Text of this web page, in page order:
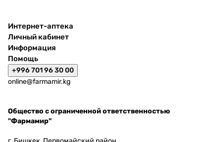
Интернет-аптека
Личный кабинет
Информация
Помощь
+996 701 96 30 00
online@farmamir.kg
Общество с ограниченной ответственностью
"Фармамир"